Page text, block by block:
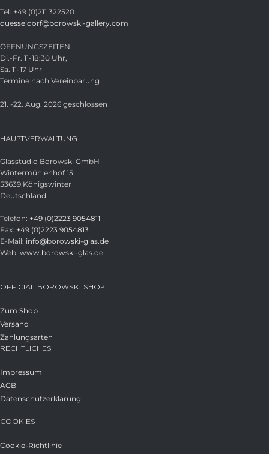
Tel: +49 (0)211 322520
duesseldorf@borowski-gallery.com
ÖFFNUNGSZEITEN:
Di.-Fr. 11-18:30 Uhr,
Sa. 11-17 Uhr
Termine nach Vereinbarung
21. -22. Aug. 2026 geschlossen
HAUPTVERWALTUNG
Glasstudio Borowski GmbH
Wintermühlenhof 15
53639 Königswinter
Deutschland
Telefon: +49 (0)2223 9054811
Fax: +49 (0)2223 9054813
E-Mail: info@borowski-glas.de
Web: www.borowski-glas.de
OFFICIAL BOROWSKI SHOP
Zum Shop
Versand
Zahlungsarten
RECHTLICHES
Impressum
AGB
Datenschutzerklärung
COOKIES
Cookie-Richtlinie